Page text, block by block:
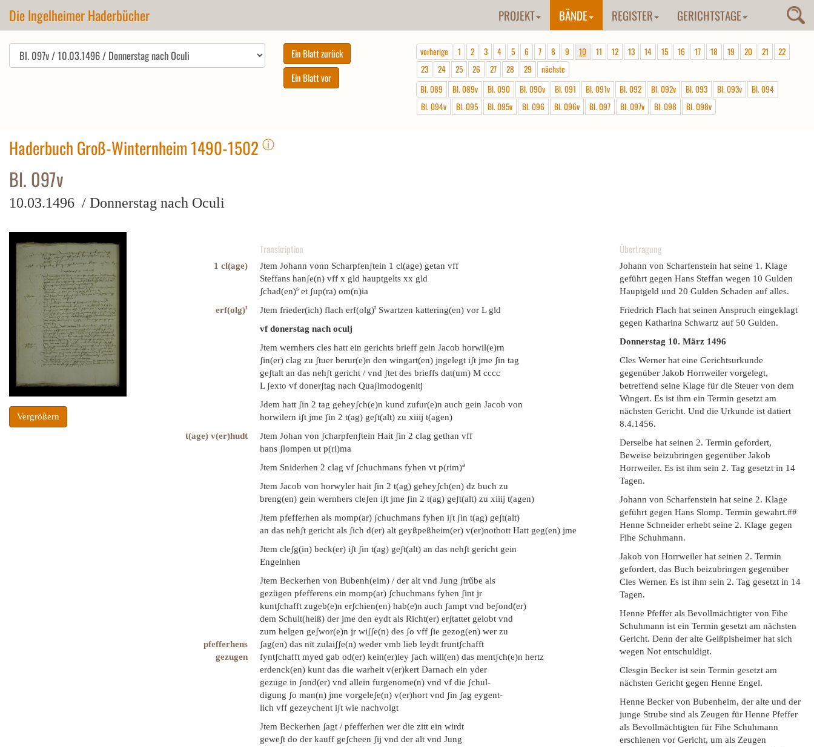
Die Ingelheimer Haderbücher PROJEKT BÄNDE REGISTER GERICHTSTAGE
vorherige 1 2 3 4 5 6 7 8 9 10 11 12 13 14 15 16 17 18 19 20 21
22
23
24 25 26 27 28 29
nächste
Bl. 089
Bl. 089v Bl. 090 Bl. 090v Bl. 091 Bl. 091v Bl. 092 Bl. 092v Bl. 093 Bl. 093v
Bl. 094
Bl. 094v
Bl. 095 Bl. 095v Bl. 096 Bl. 096v Bl. 097 Bl. 097v Bl. 098 Bl. 098v
Haderbuch Groß-Winternheim 1490-1502 ⓘ
Bl. 097v
10.03.1496 / Donnerstag nach Oculi
Vergrößern
Transkription
1 cl(age)
Jtem Johann vonn Scharpfenʃtein 1 cl(age) getan vff
Steffans hanʃe(n) vff x gld hauptgelts xx gld
ʃchad(en)s et ʃup(ra) om(n)ia
erf(olg)t Jtem frieder(ich) flach erf(olg)t Swartzen kattering(en) vor L gld
vf donerstag nach oculj
Jtem wernhers cles hatt ein gerichts brieff gein Jacob horwil(e)rn
ʃin(er) clag zu ʃtuer berur(e)n den wingart(en) jngelegt iʃt jme ʃin tag
geʃtalt an das nehʃt gericht / vnd ʃtet des brieffs dat(um) M cccc
L ʃexto vf donerʃtag nach Quaʃimodogenitj
Jdem hatt ʃin 2 tag geheyʃch(e)n kund zufur(e)n auch gein Jacob von
horwilern iʃt jme ʃin 2 t(ag) geʃt(alt) zu xiiij t(agen)
t(age) v(er)hudt
Jtem Johan von ʃcharpfenʃtein Hait ʃin 2 clag gethan vff
hans ʃlompen ut p(ri)ma
Jtem Sniderhen 2 clag vf ʃchuchmans fyhen vt p(rim)a
Jtem Jacob von horwyler hait ʃin 2 t(ag) geheyʃch(en) dz buch zu
breng(en) gein wernhers cleʃen iʃt jme ʃin 2 t(ag) geʃt(alt) zu xiiij t(agen)
Jtem pfefferhen als momp(ar) ʃchuchmans fyhen iʃt ʃin t(ag) geʃt(alt)
an das nehʃt gericht als ʃich d(er) alt geyßpeßheim(er) v(er)notbott Hatt geg(en) jme
Jtem cleʃg(in) beck(er) iʃt ʃin t(ag) geʃt(alt) an das nehʃt gericht gein
Engelnhen
Jtem Beckerhen von Bubenh(eim) / der alt vnd Jung ʃtrűbe als
gezügen pfefferens ein momp(ar) ʃchuchmans fyhen ʃint jr
kuntʃchafft zugeb(e)n erʃchien(en) hab(e)n auch ʃampt vnd beʃond(er)
dem Schult(heiß) der jme den eydt als Richt(er) erʃtattet gelobt vnd
zum helgen geʃwor(e)n jr wiʃʃe(n) des ʃo vff ʃie gezog(en) wer zu
pfefferhens
ʃag(en) das nit zulaiʃʃe(n) weder vmb lieb leydt fruntʃchafft
gezugen
fyntʃchafft myed gab od(er) kein(er)ley ʃach will(en) das mentʃch(e)n hertz
erdenck(en) kunt das die warheit v(er)kert Darnach ein yder
gezuge in ʃond(er) vnd allein furgenome(n) vnd vf die ʃchul-
digung ʃo man(n) jme vorgeleʃe(n) v(er)hort vnd ʃin ʃag eygent-
lich vff gezeychent iʃt wie nachvolgt
Jtem Beckerhen ʃagt / pfefferhen wer die zitt ein wirdt
geweʃt do der kauff geʃcheen ʃij vnd der alt vnd Jung
Übertragung
Johann von Scharfenstein hat seine 1. Klage
geführt gegen Hans Steffan wegen 10 Gulden
Hauptgeld und 20 Gulden Schaden auf alles.
Friedrich Flach hat seinen Anspruch eingeklagt
gegen Katharina Schwartz auf 50 Gulden.
Donnerstag 10. März 1496
Cles Werner hat eine Gerichtsurkunde
gegenüber Jakob Horrweiler vorgelegt,
betreffend seine Klage für die Steuer von dem
Wingert. Es ist ihm ein Termin gesetzt am
nächsten Gericht. Und die Urkunde ist datiert
8.4.1456.
Derselbe hat seinen 2. Termin gefordert,
Beweise beizubringen gegenüber Jakob
Horrweiler. Es ist ihm sein 2. Tag gesetzt in 14
Tagen.
Johann von Scharfenstein hat seine 2. Klage
geführt gegen Hans Slomp. Termin gewahrt.##
Henne Schneider erhebt seine 2. Klage gegen
Fihe Schuhmann.
Jakob von Horrweiler hat seinen 2. Termin
gefordert, das Buch beizubringen gegenüber
Cles Werner. Es ist ihm sein 2. Tag gesetzt in 14
Tagen.
Henne Pfeffer als Bevollmächtigter von Fihe
Schuhmann ist ein Termin gesetzt am nächsten
Gericht. Denn der alte Geißpisheimer hat sich
wegen Not entschuldigt.
Clesgin Becker ist sein Termin gesetzt am
nächsten Gericht gegen Henne Engel.
Henne Becker von Bubenheim, der alte und der
junge Strube sind als Zeugen für Henne Pfeffer
als Bevollmächtigten für Fihe Schuhmann
erschienen vor Gericht, um als Zeugen